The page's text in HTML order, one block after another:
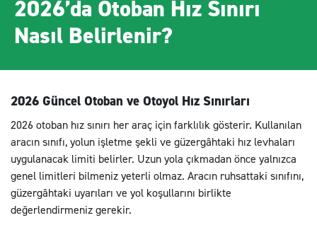
2026’da Otoban Hız Sınırı
Nasıl Belirlenir?
2026 Güncel Otoban ve Otoyol Hız Sınırları
2026 otoban hız sınırı her araç için farklılık gösterir. Kullanılan
aracın sınıfı, yolun işletme şekli ve güzergâhtaki hız levhaları
uygulanacak limiti belirler. Uzun yola çıkmadan önce yalnızca
genel limitleri bilmeniz yeterli olmaz. Aracın ruhsattaki sınıfını,
güzergâhtaki uyarıları ve yol koşullarını birlikte
değerlendirmeniz gerekir.